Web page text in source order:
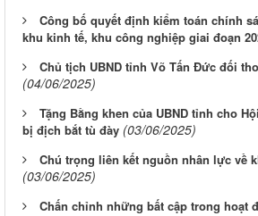
Công bố quyết định kiểm toán chính
khu kinh tế, khu công nghiệp giai đoạn
Chủ tịch UBND tỉnh Võ Tấn Đức đối
(04/06/2025)
Tặng Bằng khen của UBND tỉnh cho
bị địch bắt tù đày (03/06/2025)
Chú trọng liên kết nguồn nhân lực về
(03/06/2025)
Chấn chỉnh những bất cập trong hoạt